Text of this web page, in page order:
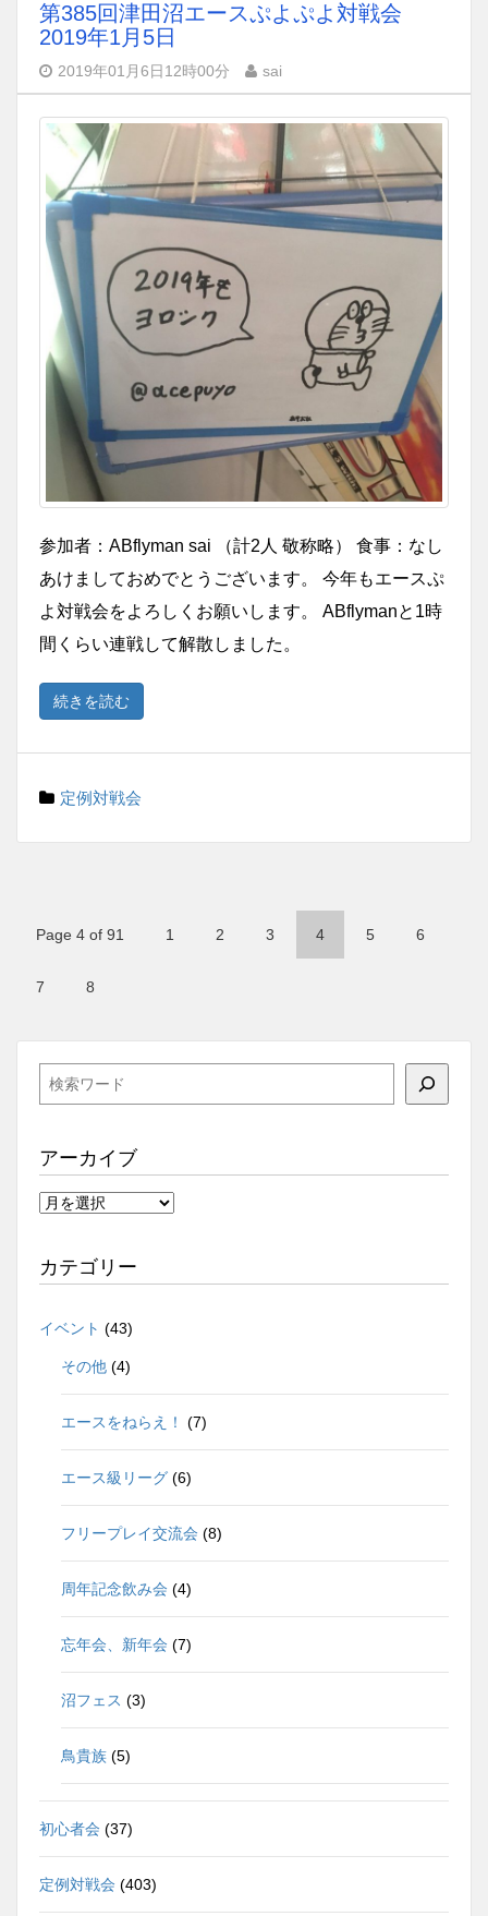
第385回津田沼エースぷよぷよ対戦会
2019年1月5日
2019年01月6日12時00分 sai
参加者：ABflyman sai （計2人 敬称略） 食事：なし
あけましておめでとうございます。 今年もエースぷ
よ対戦会をよろしくお願いします。 ABflymanと1時
間くらい連戦して解散しました。
続きを読む
定例対戦会
Page 4 of 91 1 2 3 4 5 6
7 8
検
アーカイブ
ア
カ
イ
カテゴリー
イベント (43)
その他 (4)
エースをねらえ！ (7)
エース級リーグ (6)
フリープレイ交流会 (8)
周年記念飲み会 (4)
忘年会、新年会 (7)
沼フェス (3)
鳥貴族 (5)
初心者会 (37)
定例対戦会 (403)